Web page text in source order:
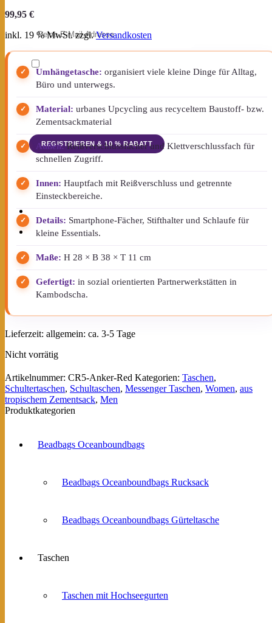
E-Mail-Adresse
Newsletter erhalten (Neuigkeiten &
Angebote). Hinweise zum
Datenverarbeitung findest du in der
Datenschutzerklärung
Bestätigung deiner Anmeldung per E-
Mail zugesendet.
Newsletter
99,95 €
inkl. 19 % MwSt. zzgl.Versandkosten
Umhängetasche: organisiert viele kleine Dinge für Alltag,
Büro und unterwegs.
Material: urbanes Upcycling aus recyceltem Baustoff- bzw.
Zementsackmaterial
Außen:Reißverschlussfächer und Klettverschlussfach für
schnellen Zugriff.
Innen: Hauptfach mit Reißverschluss und getrennte
Einsteckbereiche.
Details: Smartphone-Fächer, Stifthalter und Schlaufe für
kleine Essentials.
Maße: H 28 × B 38 × T 11 cm
Gefertigt: in sozial orientierten Partnerwerkstätten in
Kambodscha.
Lieferzeit: allgemein: ca. 3-5 Tage
Nicht vorrätig
Artikelnummer: CR5-Anker-Red Kategorien: Taschen,
Schultertaschen, Schultaschen, Messenger Taschen, Women, aus
tropischem Zementsack, Men
Produktkategorien
Beadbags Oceanboundbags
Beadbags Oceanboundbags Rucksack
Beadbags Oceanboundbags Gürteltasche
Taschen
Taschen mit Hochseegurten